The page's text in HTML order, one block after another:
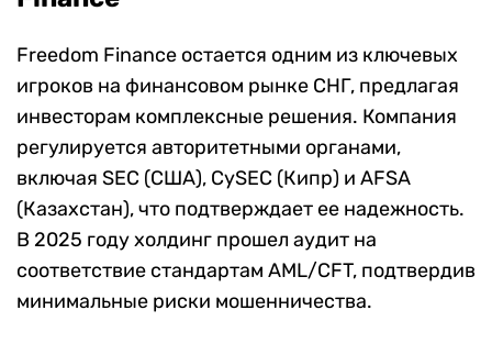
Freedom Finance остается одним из ключевых
игроков на финансовом рынке СНГ, предлагая
инвесторам комплексные решения. Компания
регулируется авторитетными органами,
включая SEC (США), CySEC (Кипр) и AFSA
(Казахстан), что подтверждает ее надежность.
В 2025 году холдинг прошел аудит на
соответствие стандартам AML/CFT, подтвердив
минимальные риски мошенничества.